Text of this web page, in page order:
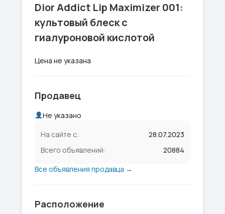
Dior Addict Lip Maximizer 001:
культовый блеск с
гиалуроновой кислотой
Цена не указана
Продавец
Не указано
На сайте с:
28.07.2023
Всего объявлений:
20884
Все объявления продавца →
Расположение